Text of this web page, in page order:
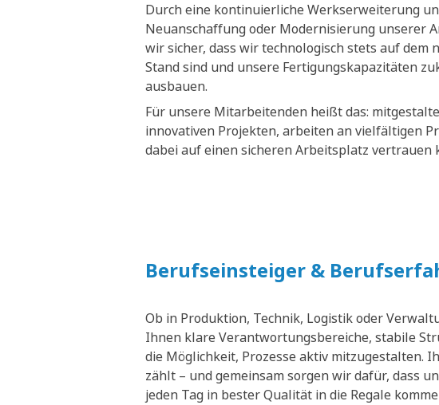
Durch eine kontinuierliche Werkserweiterung
Neuanschaffung oder Modernisierung unserer
wir sicher, dass wir technologisch stets auf dem
Stand sind und unsere Fertigungskapazitäten
ausbauen.
Für unsere Mitarbeitenden heißt das:
innovativen Projekten, arbeiten an vielfältigen
dabei auf einen sicheren Arbeitsplatz vertrauen
Berufseinsteiger &
Ob in Produktion, Technik, Logistik oder
Ihnen klare Verantwortungsbereiche, stabile
die Möglichkeit, Prozesse aktiv mitzugestalten.
zählt – und gemeinsam sorgen wir dafür, dass
jeden Tag in bester Qualität in die Regale